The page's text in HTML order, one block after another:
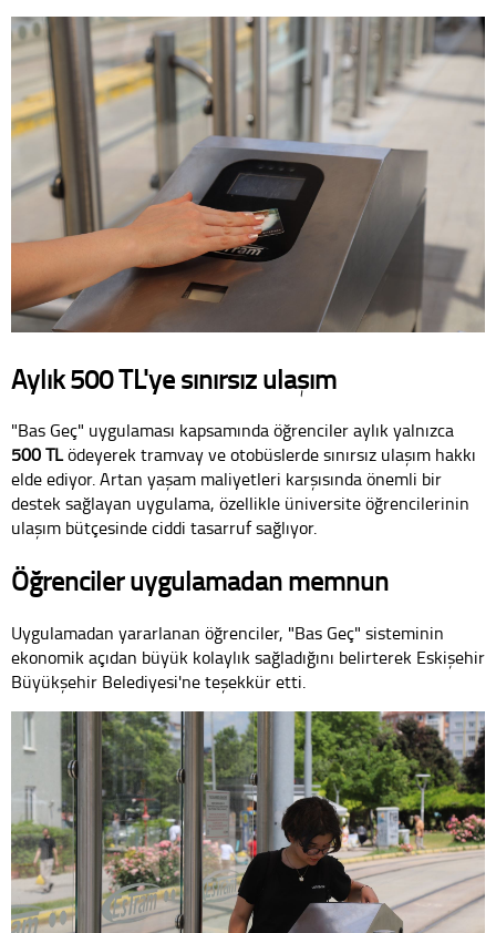
Aylık 500 TL'ye sınırsız ulaşım
"Bas Geç" uygulaması kapsamında öğrenciler aylık yalnızca
500 TLödeyerek tramvay ve otobüslerde sınırsız ulaşım hakkı
elde ediyor. Artan yaşam maliyetleri karşısında önemli bir
destek sağlayan uygulama, özellikle üniversite öğrencilerinin
ulaşım bütçesinde ciddi tasarruf sağlıyor.
Öğrenciler uygulamadan memnun
Uygulamadan yararlanan öğrenciler, "Bas Geç" sisteminin
ekonomik açıdan büyük kolaylık sağladığını belirterek Eskişehir
Büyükşehir Belediyesi'ne teşekkür etti.